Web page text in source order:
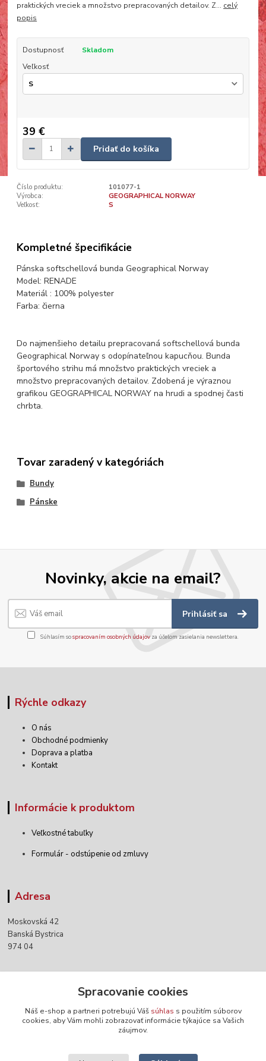
praktických vreciek a množstvo prepracovaných detailov. Z... celý
popis
Dostupnosť
Skladom
Veľkosť
39 €
Pridať do košíka
Číslo produktu:
101077-1
Výrobca:
GEOGRAPHICAL NORWAY
Veľkosť:
S
Kompletné špecifikácie
Pánska softschellová bunda Geographical Norway
Model: RENADE
Materiál : 100% polyester
Farba: čierna
Do najmenšieho detailu prepracovaná softschellová bunda
Geographical Norway s odopínateľnou kapucňou. Bunda
športového strihu má množstvo praktických vreciek a
množstvo prepracovaných detailov. Zdobená je výraznou
grafikou GEOGRAPHICAL NORWAY na hrudi a spodnej časti
chrbta.
Tovar zaradený v kategóriách
Bundy
Pánske
Novinky, akcie na email?
Prihlásiť sa
Súhlasím sospracovaním osobných údajov za účelom zasielania newslettera.
Rýchle odkazy
O nás
Obchodné podmienky
Doprava a platba
Kontakt
Informácie k produktom
Veľkostné tabuľky
Formulár - odstúpenie od zmluvy
Adresa
Moskovská 42
Banská Bystrica
974 04
+421 903 152 158
Spracovanie cookies
Náš e-shop a partneri potrebujú Váš súhlas s použitím súborov
cookies, aby Vám mohli zobrazovať informácie týkajúce sa Vašich
záujmov.